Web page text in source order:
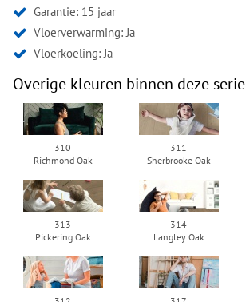
Garantie: 15 jaar
Vloerverwarming: Ja
Vloerkoeling: Ja
Overige kleuren binnen deze serie
310
Richmond Oak
311
Sherbrooke Oak
313
Pickering Oak
314
Langley Oak